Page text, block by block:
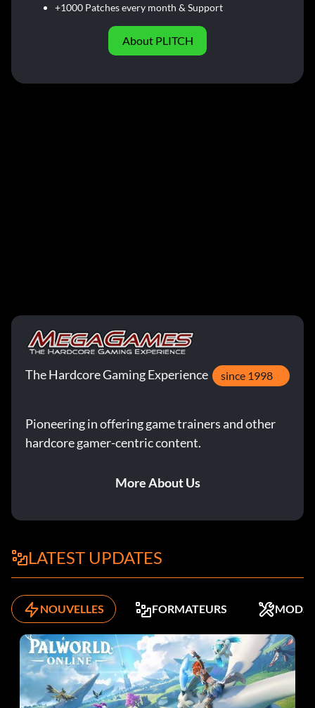
+1000 Patches every month & Support
About PLITCH
The Hardcore Gaming Experience since 1998
Pioneering in offering game trainers and other
hardcore gamer-centric content.
More About Us
LATEST UPDATES
NOUVELLES FORMATEURS MODS